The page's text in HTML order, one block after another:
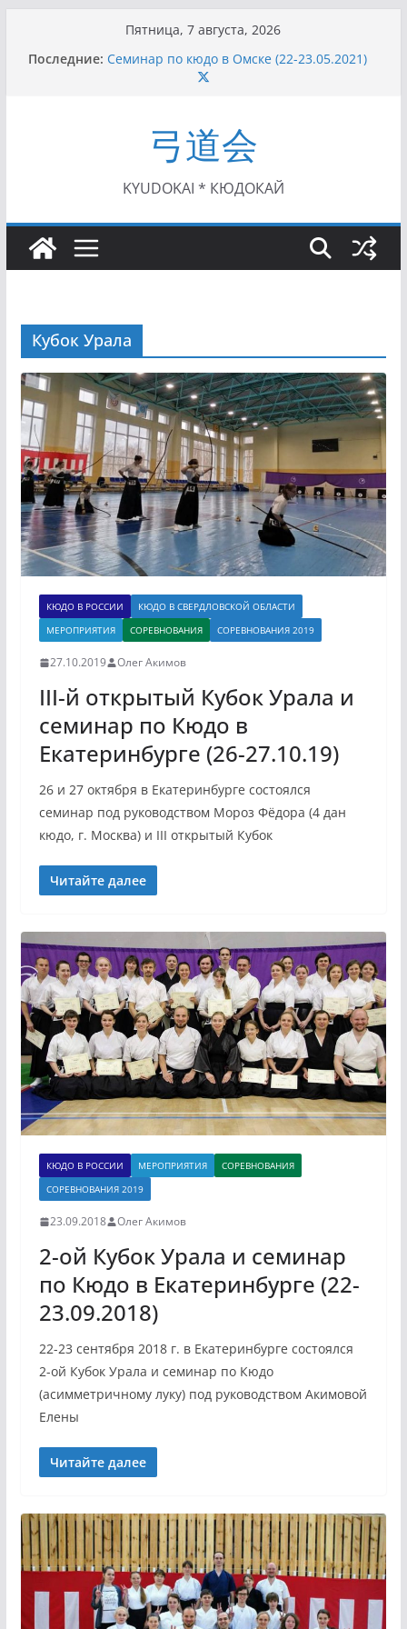
содержимому
Пятница, 7 августа, 2026
Последние: Семинар по кюдо в Омске (22-23.05.2021)
Чемпионат Росcии, Дёмино (2-5.09.2021)
II Кубок Посла Японии в России по Кюдо,
Орёл (25.07.2021)
I этап Кубка Московской области по Кюдо /
Сейдокан II (27.06.2021)
弓道会
KYUDOKAI * КЮДОКАЙ
Кубок Урала
КЮДО В РОССИИ
КЮДО В СВЕРДЛОВСКОЙ ОБЛАСТИ
МЕРОПРИЯТИЯ
СОРЕВНОВАНИЯ СОРЕВНОВАНИЯ 2019
27.10.2019 Олег Акимов
III-й открытый Кубок Урала и
семинар по Кюдо в
Екатеринбурге (26-27.10.19)
26 и 27 октября в Екатеринбурге состоялся
семинар под руководством Мороз Фёдора (4 дан
кюдо, г. Москва) и III открытый Кубок
Читайте далее
КЮДО В РОССИИ МЕРОПРИЯТИЯ
СОРЕВНОВАНИЯ
СОРЕВНОВАНИЯ 2019
23.09.2018 Олег Акимов
2-ой Кубок Урала и семинар
по Кюдо в Екатеринбурге (22-
23.09.2018)
22-23 сентября 2018 г. в Екатеринбурге состоялся
2-ой Кубок Урала и семинар по Кюдо
(асимметричному луку) под руководством Акимовой
Елены
Читайте далее